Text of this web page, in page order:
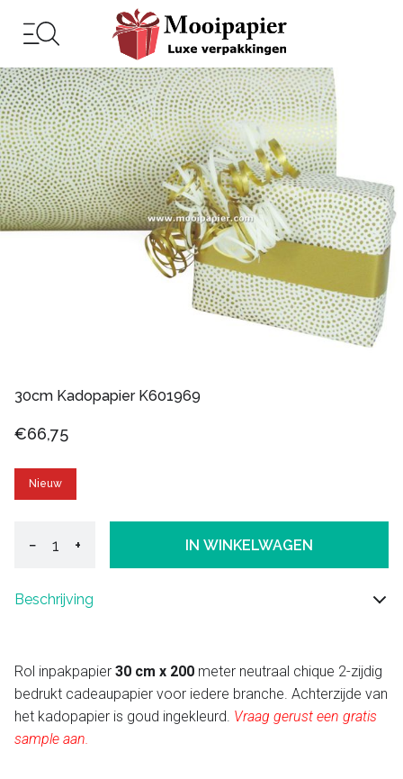
30cm Kadopapier K601969
€66,75
Nieuw
− + IN WINKELWAGEN
Beschrijving
Rol inpakpapier 30 cm x 200 meter neutraal chique 2-zijdig
bedrukt cadeaupapier voor iedere branche. Achterzijde van
het kadopapier is goud ingekleurd. Vraag gerust een gratis
sample aan.